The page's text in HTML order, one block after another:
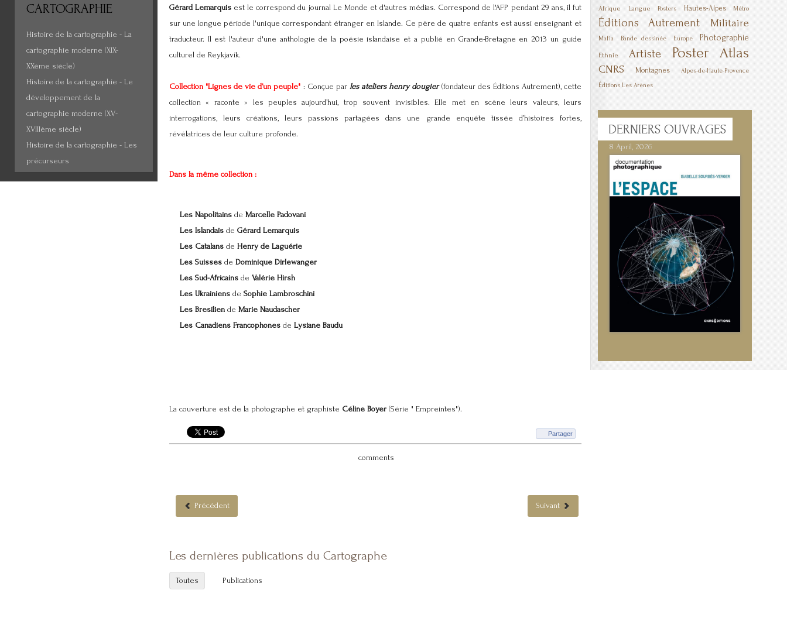
Gérard Lemarquisest le correspond du journal Le Monde et d'autres médias. Correspond de l'AFP pendant 29 ans, il fut
sur une longue période l'unique correspondant étranger en Islande. Ce père de quatre enfants est aussi enseignant et
traducteur. Il est l'auteur d'une anthologie de la poésie islandaise et a publié en Grande-Bretagne en 2013 un guide
culturel de Reykjavik.
Collection "Lignes de vie d’un peuple" : Conçue par les ateliers henry dougier(fondateur des Éditions Autrement), cette
collection « raconte » les peuples aujourd’hui, trop souvent invisibles. Elle met en scène leurs valeurs, leurs
interrogations, leurs créations, leurs passions partagées dans une grande enquête tissée d’histoires fortes,
révélatrices de leur culture profonde.
Dans la même collection:
Les Napolitainsde Marcelle Padovani
Les Islandaisde Gérard Lemarquis
Les Catalansde Henry de Laguérie
Les Suissesde Dominique Dirlewanger
Les Sud-Africainsde Valérie Hirsh
Les Ukrainiensde Sophie Lambroschini
Les Bresiliende Marie Naudascher
Les Canadiens Francophonesde Lysiane Baudu
La couverture est de la photographe et graphiste Céline Boyer(Série " Empreintes").
Partager
comments
Précédent Suivant
Les dernières publications du Cartographe
Toutes Publications
CARTOGRAPHIE
Histoire de la cartographie - La
cartographie moderne (XIX-
XXème siècle)
Histoire de la cartographie - Le
développement de la
cartographie moderne (XV-
XVIIIème siècle)
Histoire de la cartographie - Les
précurseurs
Afrique Langue Posters Hautes-Alpes Métro
Éditions Autrement Militaire
Mafia Bande dessinée Europe Photographie
Ethnie Artiste Poster Atlas
CNRS Montagnes Alpes-de-Haute-Provence
Éditions Les Arènes
DERNIERS OUVRAGES
8 April, 2026